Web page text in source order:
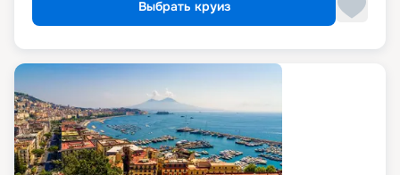
Выбрать круиз